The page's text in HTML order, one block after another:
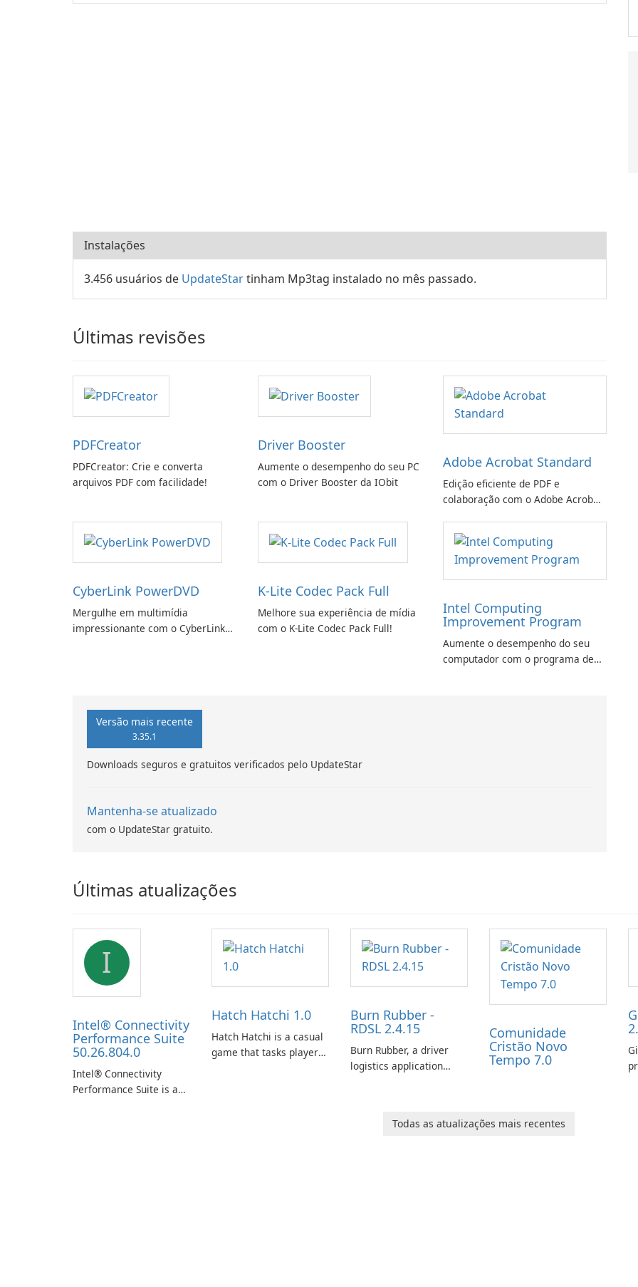
Instalações
3.456 usuários de UpdateStartinham Mp3tag instalado no mês passado.
Últimas revisões
PDFCreator
PDFCreator: Crie e converta
arquivos PDF com facilidade!
Driver Booster
Aumente o desempenho do seu PC
com o Driver Booster da IObit
Adobe Acrobat Standard
Edição eficiente de PDF e
colaboração com o Adobe Acrobat
CyberLink PowerDVD
Mergulhe em multimídia
impressionante com o CyberLink
K-Lite Codec Pack Full
Melhore sua experiência de mídia
com o K-Lite Codec Pack Full!
Intel Computing
Improvement Program
Aumente o desempenho do seu
computador com o programa de
Versão mais recente
3.35.1
Downloads seguros e gratuitos verificados pelo UpdateStar
Mantenha-se atualizado
com o UpdateStar gratuito.
Últimas atualizações
I
Intel® Connectivity
Performance Suite
50.26.804.0
Intel® Connectivity
Performance Suite is a
Hatch Hatchi 1.0
Hatch Hatchi is a casual
game that tasks players
Burn Rubber -
RDSL 2.4.15
Burn Rubber, a driver
logistics application
communication between
Comunidade
Cristão Novo
Tempo 7.0
Todas as atualizações mais recentes